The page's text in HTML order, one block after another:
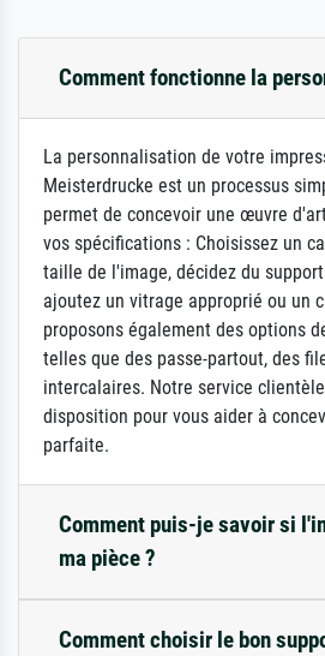
Comment fonctionne la
La personnalisation de votre
Meisterdrucke est un processus
permet de concevoir une œuvre
vos spécifications : Choisissez un
taille de l'image, décidez du
ajoutez un vitrage approprié ou un
proposons également des options
telles que des passe-partout, des
intercalaires. Notre service
disposition pour vous aider à
parfaite.
Comment puis-je savoir si
ma pièce ?
Comment choisir le bon